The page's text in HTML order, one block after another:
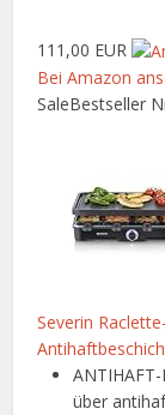
111,00 EUR
Bei Amazon
SaleBestseller
Severin
über